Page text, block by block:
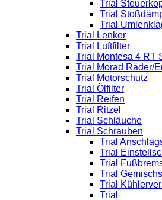
Trial
Trial
Trial
Trial Lenker
Trial Luftfilter
Trial Montesa 4 RT
Trial Morad Räder/
Trial Motorschutz
Trial Ölfilter
Trial Reifen
Trial Ritzel
Trial Schläuche
Trial Schrauben
Trial
Trial
Trial
Trial
Trial
Trial